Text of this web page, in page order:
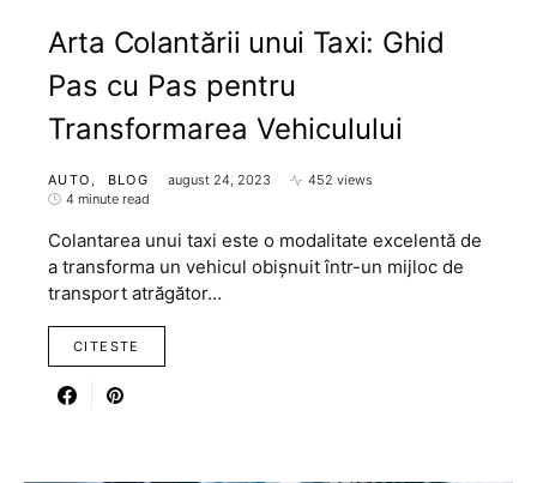
Arta Colantării unui Taxi: Ghid
Pas cu Pas pentru
Transformarea Vehiculului
AUTO BLOG august 24, 2023
452 views
4 minute read
Colantarea unui taxi este o modalitate excelentă de
a transforma un vehicul obișnuit într-un mijloc de
transport atrăgător…
CITESTE